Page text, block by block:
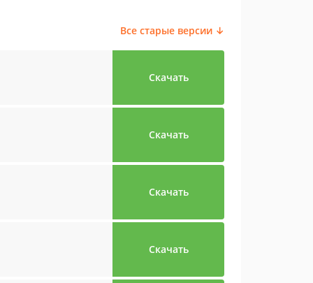
Все старые версии ↓
Скачать
Скачать
Скачать
Скачать